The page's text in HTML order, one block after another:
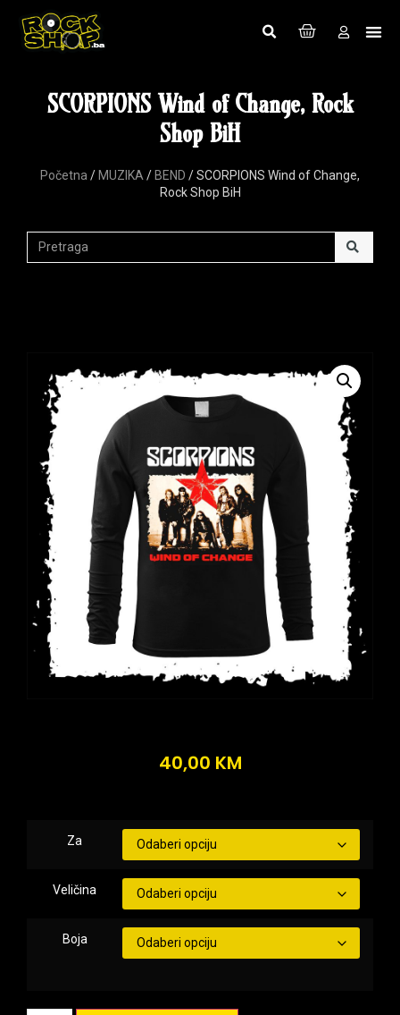
SCORPIONS Wind of Change, Rock
Shop BiH
Početna / MUZIKA / BEND / SCORPIONS Wind of Change,
Rock Shop BiH
40,00 KM
Za
Veličina
Boja